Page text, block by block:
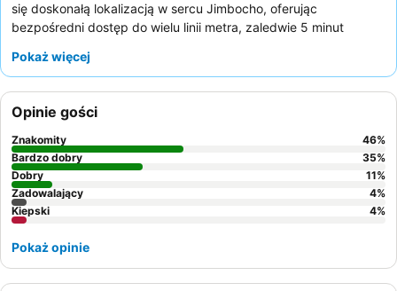
się doskonałą lokalizacją w sercu Jimbocho, oferując
bezpośredni dostęp do wielu linii metra, zaledwie 5 minut
praktycznych udogodnień, takich jak pralnia samoobsługowa
włosów dostępne w holu. Personel niezmiennie zbiera pochwały
za wyjątkową pomocność i uprzejmość, a śniadanie, serwowane
w sąsiedniej piekarni, wyróżnia się wysokiej jakości pieczywem i
wypiekami. Aby zapewnić sobie spokojniejszy pobyt, goście
mogą wybrać pokoje z widokiem na ogród.
Pokaż więcej
Opinie gości
Znakomity 46%
Bardzo dobry
35%
Dobry
11%
Zadowalający
4%
Kiepski
4%
Pokaż opinie